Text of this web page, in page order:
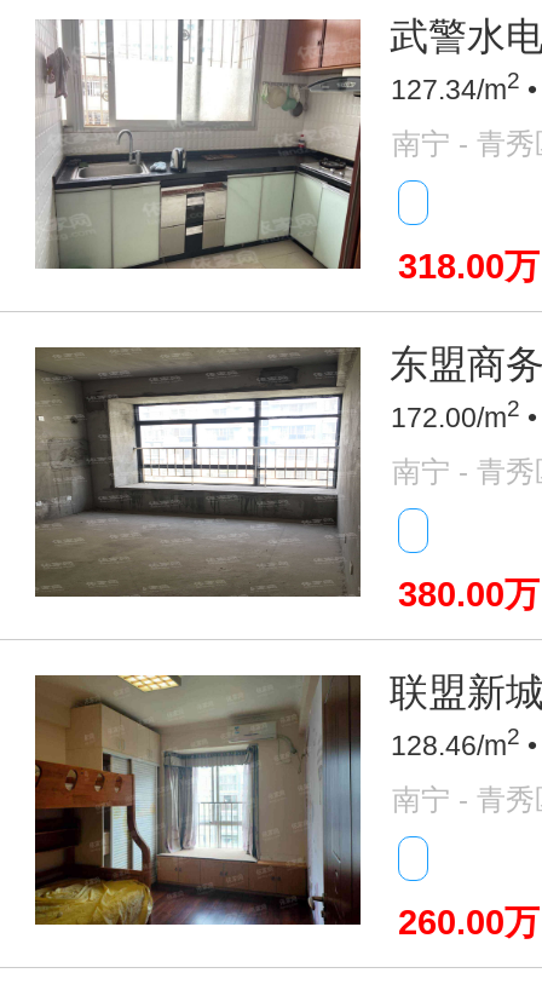
武警水
127.34/m2
南宁 - 青秀
318.00万
东盟商
172.00/m2
南宁 - 青秀
380.00万
联盟新
128.46/m2
南宁 - 青秀
260.00万